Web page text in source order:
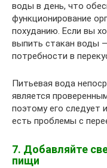
воды в день, что
функционирование
похуданию. Если вы
выпить стакан воды
потребности в
Питьевая вода
является
поэтому его следует
есть проблемы с
7. Добавляйте
пищи